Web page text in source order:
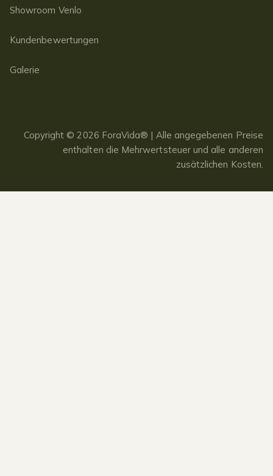
Showroom Venlo
Kundenbewertungen
Galerie
Copyright © 2026 ForaVida® | Alle angegebenen Preise
enthalten die Mehrwertsteuer und alle anderen
zusätzlichen Kosten.